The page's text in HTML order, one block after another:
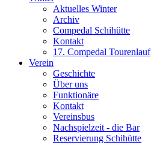
Aktuelles Winter
Archiv
Compedal Schihütte
Kontakt
17. Compedal Tourenlauf
Verein
Geschichte
Über uns
Funktionäre
Kontakt
Vereinsbus
Nachspielzeit - die Bar
Reservierung Schihütte